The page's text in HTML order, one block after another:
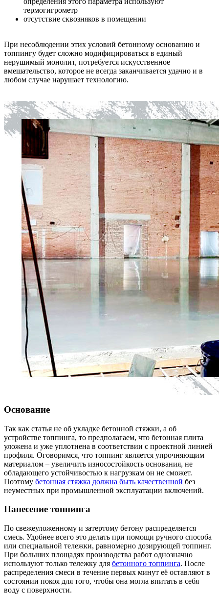
термогигрометр
отсутствие сквозняков в помещении
При несоблюдении этих условий бетонному основанию и
топпингу будет сложно модифицироваться в единый
нерушимый монолит, потребуется искусственное
вмешательство, которое не всегда заканчивается удачно и в
любом случае нарушает технологию.
Основание
Так как статья не об укладке бетонной стяжки, а об
устройстве топпинга, то предполагаем, что бетонная плита
уложена и уже уплотнена в соответствии с проектной линией
профиля. Оговоримся, что топпинг является упрочняющим
материалом – увеличить износостойкость основания, не
обладающего устойчивостью к нагрузкам он не сможет.
Поэтому бетонная стяжка должна быть качественной без
неуместных при промышленной эксплуатации включений.
Нанесение топпинга
По свежеуложенному и затертому бетону распределяется
смесь. Удобнее всего это делать при помощи ручного способа
или специальной тележки, равномерно дозирующей топпинг.
При больших площадях производства работ однозначно
используют только тележку для бетонного топпинга. После
распределения смеси в течение первых минут её оставляют в
состоянии покоя для того, чтобы она могла впитать в себя
воду с поверхности.